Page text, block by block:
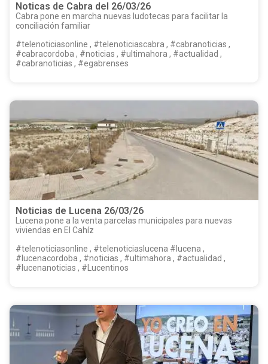
Noticas de Cabra del 26/03/26
Cabra pone en marcha nuevas ludotecas para facilitar la
conciliación familiar
#telenoticiasonline , #telenoticiascabra , #cabranoticias ,
#cabracordoba , #noticias , #ultimahora , #actualidad ,
#cabranoticias , #egabrenses
Noticias de Lucena 26/03/26
Lucena pone a la venta parcelas municipales para nuevas
viviendas en El Cahíz
#telenoticiasonline , #telenoticiaslucena #lucena ,
#lucenacordoba , #noticias , #ultimahora , #actualidad ,
#lucenanoticias , #Lucentinos